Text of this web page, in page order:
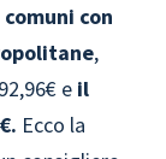
comuni con
,
e il
Ecco la